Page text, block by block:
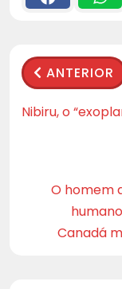
ANTERIOR
Nibiru, o
O homem
Canadá